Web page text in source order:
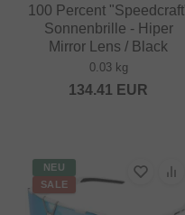
100 Percent
Sonnenbrille - Hiper
Mirror Lens / Black
0.03 kg
134.41 EUR
NEU
SALE